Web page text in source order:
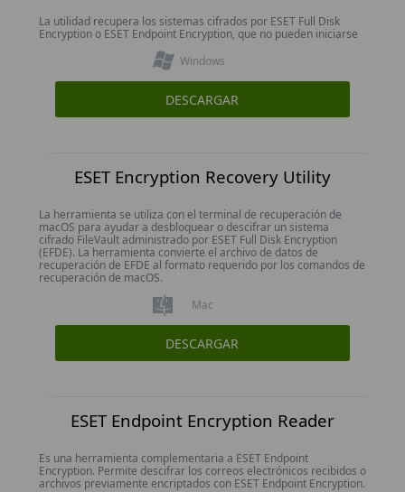
La utilidad recupera los sistemas cifrados por ESET Full Disk
Encryption o ESET Endpoint Encryption, que no pueden iniciarse
Windows
DESCARGAR
ESET Encryption Recovery Utility
La herramienta se utiliza con el terminal de recuperación de
macOS para ayudar a desbloquear o descifrar un sistema
cifrado FileVault administrado por ESET Full Disk Encryption
(EFDE). La herramienta convierte el archivo de datos de
recuperación de EFDE al formato requerido por los comandos de
recuperación de macOS.
Mac
DESCARGAR
ESET Endpoint Encryption Reader
Es una herramienta complementaria a ESET Endpoint
Encryption. Permite descifrar los correos electrónicos recibidos o
archivos previamente encriptados con ESET Endpoint Encryption.